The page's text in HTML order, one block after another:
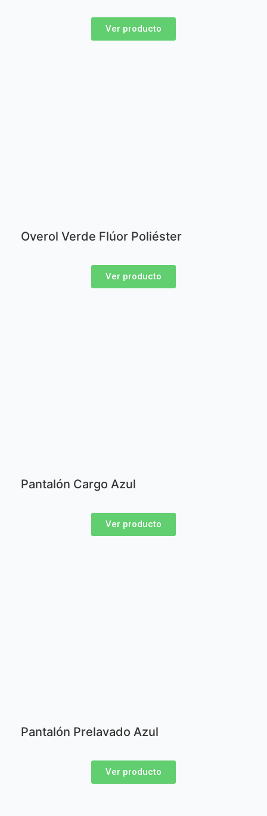
Ver producto
Overol Verde Flúor Poliéster
Ver producto
Pantalón Cargo Azul
Ver producto
Pantalón Prelavado Azul
Ver producto